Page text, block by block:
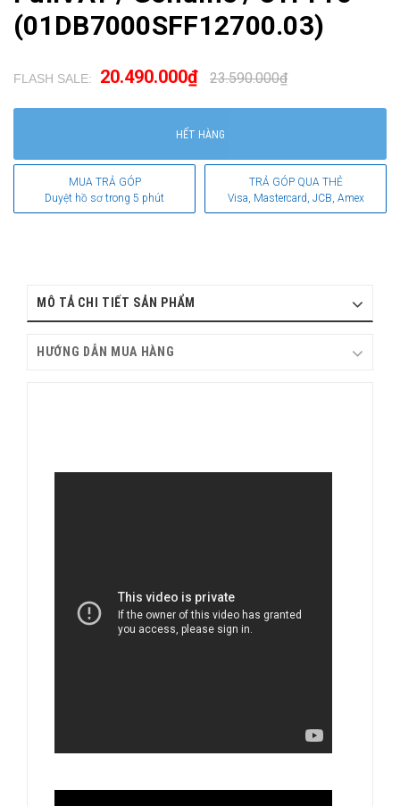
(01DB7000SFF12700.03)
FLASH SALE: 20.490.000₫ 23.590.000₫
HẾT HÀNG
MUA TRẢ GÓP
Duyệt hồ sơ trong 5 phút
TRẢ GÓP QUA THẺ
Visa, Mastercard, JCB, Amex
MÔ TẢ CHI TIẾT SẢN PHẨM
HƯỚNG DẪN MUA HÀNG